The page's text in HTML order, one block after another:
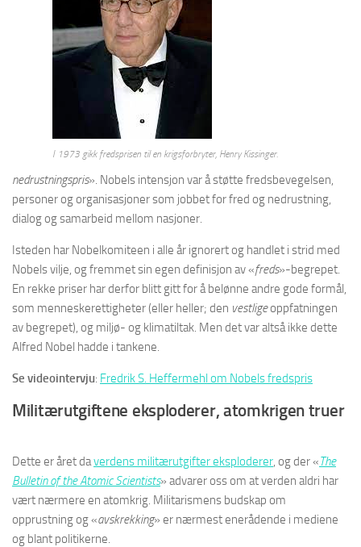
I 1973 gikk fredsprisen til en krigsforbryter, Henry Kissinger.
nedrustningspris». Nobels intensjon var å støtte fredsbevegelsen,
personer og organisasjoner som jobbet for fred og nedrustning,
dialog og samarbeid mellom nasjoner.
Isteden har Nobelkomiteen i alle år ignorert og handlet i strid med
Nobels vilje, og fremmet sin egen definisjon av «freds»-begrepet.
En rekke priser har derfor blitt gitt for å belønne andre gode formål,
som menneskerettigheter (eller heller; den vestligeoppfatningen
av begrepet), og miljø- og klimatiltak. Men det var altså ikke dette
Alfred Nobel hadde i tankene.
Se videointervju: Fredrik S. Heffermehl om Nobels fredspris
Militærutgiftene eksploderer, atomkrigen truer
Dette er året daverdens militærutgifter eksploderer, og der «The
Bulletin of the Atomic Scientists» advarer oss om at verden aldri har
vært nærmere en atomkrig. Militarismens budskap om
opprustning og «avskrekking» er nærmest enerådende i mediene
og blant politikerne.